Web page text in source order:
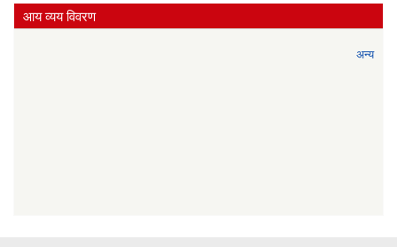
आय व्यय विवरण
अन्य